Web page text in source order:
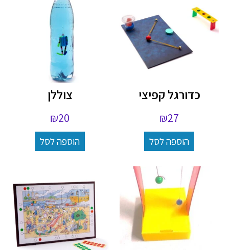
כדורגל קפיצי
₪27
הוספה לסל
צוללן
₪20
הוספה לסל